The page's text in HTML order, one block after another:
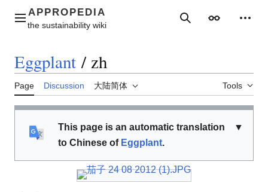
contentMain menu SearchAppearance
Eggplant / zh
Page Discussion 大陆简体 Tools
▼
This page is an automatic translation
to Chinese of Eggplant.